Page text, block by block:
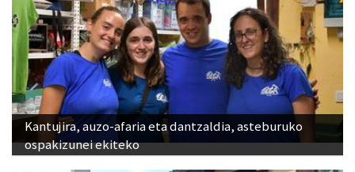
Kantujira, auzo-afaria eta dantzaldia, asteburuko
ospakizunei ekiteko